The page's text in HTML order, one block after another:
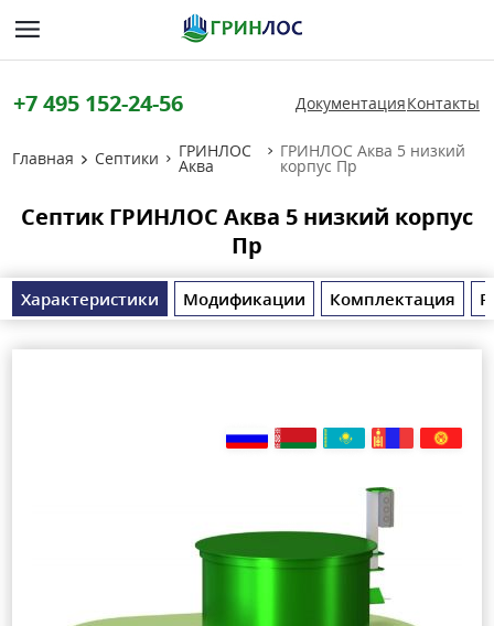
+7 495 152-24-56 ДокументацияКонтакты
Главная Септики ГРИНЛОС
Аква
ГРИНЛОС Аква 5 низкий
корпус Пр
Септик ГРИНЛОС Аква 5 низкий корпус
Пр
Характеристики Модификации Комплектация